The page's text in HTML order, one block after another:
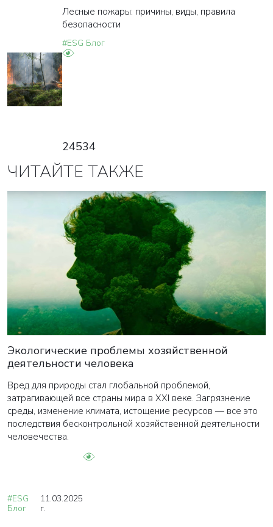
Лесные пожары: причины, виды, правила
безопасности
#ESG Блог
24534
ЧИТАЙТЕ ТАКЖЕ
Экологические проблемы хозяйственной
деятельности человека
Вред для природы стал глобальной проблемой,
затрагивающей все страны мира в XXI веке. Загрязнение
среды, изменение климата, истощение ресурсов — все это
последствия бесконтрольной хозяйственной деятельности
человечества.
#ESG
Блог
11.03.2025
г.